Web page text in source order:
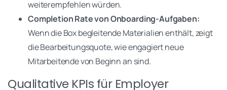
weiterempfehlen würden.
Completion Rate von Onboarding-Aufgaben:
Wenn die Box begleitende Materialien enthält, zeigt
die Bearbeitungsquote, wie engagiert neue
Mitarbeitende von Beginn an sind.
Qualitative KPIs für Employer